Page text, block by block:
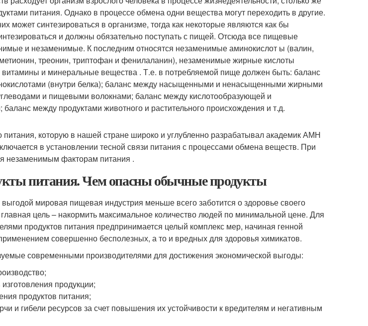
питания. Однако в процессе обмена одни вещества могут переходить в другие.
может синтезироваться в организме, тогда как некоторые являются как бы
и должны обязательно поступать с пищей. Отсюда все пищевые
и незаменимые. К последним относятся незаменимые аминокислот ы (валин,
треонин, триптофан и фенилаланин), незаменимые жирные кислоты
и минеральные вещества . Т.е. в потребляемой пище должен быть: баланс
(внутри белка); баланс между насыщенными и ненасыщенными жирными
и пищевыми волокнами; баланс между кислотообразующей и
между продуктами животного и растительного происхождения и т.д.
питания, которую в нашей стране широко и углубленно разрабатывал академик АМН
в установлении тесной связи питания с процессами обмена веществ. При
незаменимым факторам питания .
питания. Чем опасны обычные продукты
мировая пищевая индустрия меньше всего заботится о здоровье своего
цель – накормить максимальное количество людей по минимальной цене. Для
продуктов питания предпринимается целый комплекс мер, начиная генной
совершенно бесполезных, а то и вредных для здоровья химикатов.
современными производителями для достижения экономической выгоды:
продукции;
продуктов питания;
и гибели ресурсов за счет повышения их устойчивости к вредителям и негативным